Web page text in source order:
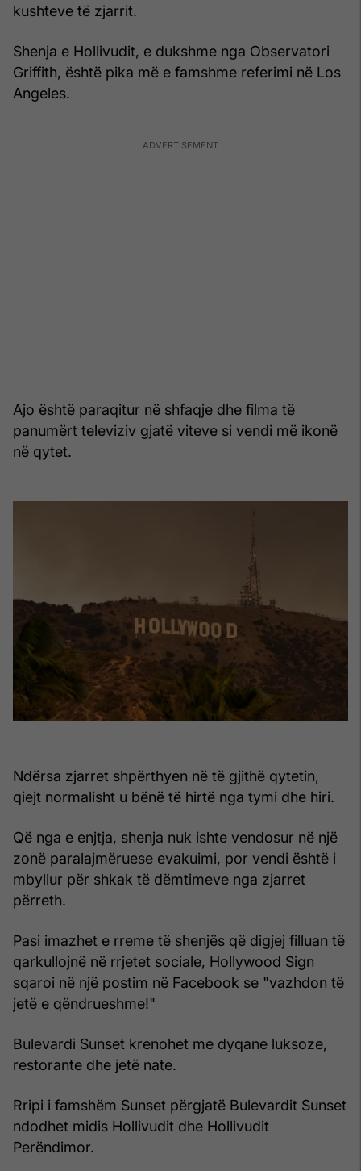
kushteve të zjarrit.
Shenja e Hollivudit, e dukshme nga Observatori
Griffith, është pika më e famshme referimi në Los
Angeles.
Ajo është paraqitur në shfaqje dhe filma të
panumërt televiziv gjatë viteve si vendi më ikonë
në qytet.
Ndërsa zjarret shpërthyen në të gjithë qytetin,
qiejt normalisht u bënë të hirtë nga tymi dhe hiri.
Që nga e enjtja, shenja nuk ishte vendosur në një
zonë paralajmëruese evakuimi, por vendi është i
mbyllur për shkak të dëmtimeve nga zjarret
përreth.
Pasi imazhet e rreme të shenjës që digjej filluan të
qarkullojnë në rrjetet sociale, Hollywood Sign
sqaroi në një postim në Facebook se "vazhdon të
jetë e qëndrueshme!"
Bulevardi Sunset krenohet me dyqane luksoze,
restorante dhe jetë nate.
Rripi i famshëm Sunset përgjatë Bulevardit Sunset
ndodhet midis Hollivudit dhe Hollivudit
Perëndimor.